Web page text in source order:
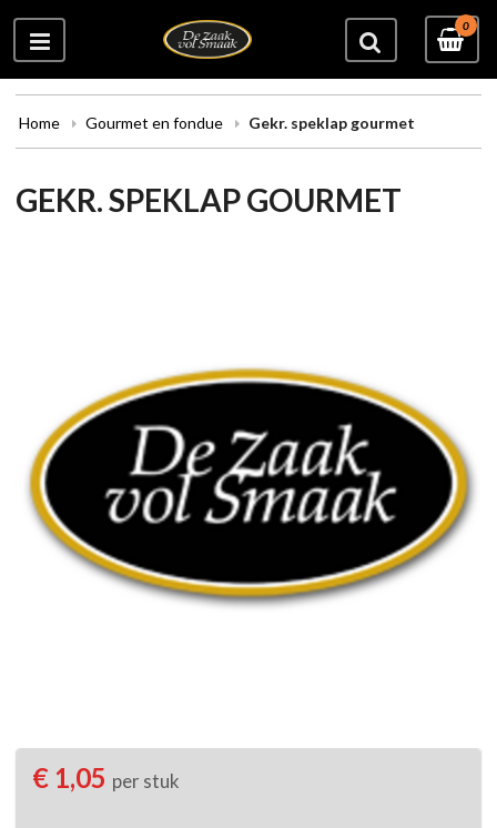
0
Home Gourmet en fondue Gekr. speklap gourmet
GEKR. SPEKLAP GOURMET
€ 1,05 per stuk